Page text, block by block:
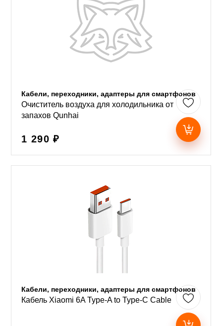
Кабели, переходники, адаптеры для смартфонов
Очиститель воздуха для холодильника от
запахов Qunhai
1 290 ₽
Кабели, переходники, адаптеры для смартфонов
Кабель Xiaomi 6A Type-A to Type-C Cable